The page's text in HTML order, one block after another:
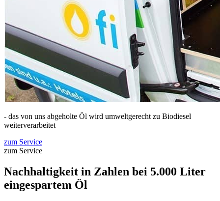
- das von uns abgeholte Öl wird umweltgerecht zu Biodiesel
weiterverarbeitet
zum Service
zum Service
Nachhaltigkeit in Zahlen bei 5.000 Liter
eingespartem Öl